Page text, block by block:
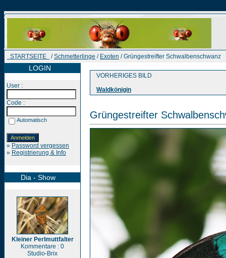
STARTSEITE /Schmetterlinge / Exoten / Grüngestreifter Schwalbenschwanz
LOGIN
User :
Code :
Automatisch
» Password vergessen
» Registrierung & Info
Dia - Show
Kleiner Perlmuttfalter
Kommentare : 0
Studio-Brix
VORHERIGES BILD
Waldkönigin
Grüngestreifter